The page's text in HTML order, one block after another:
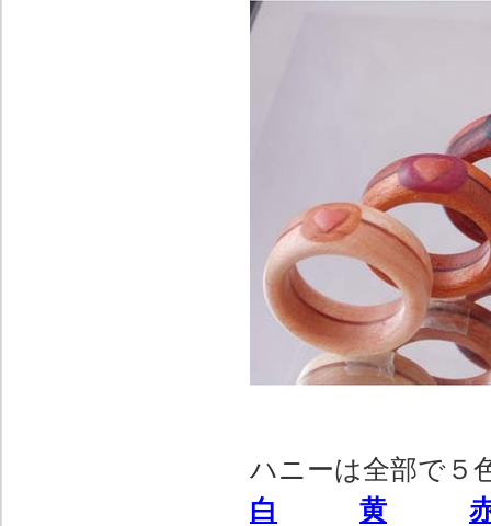
ハニーは全部で５
白
黄